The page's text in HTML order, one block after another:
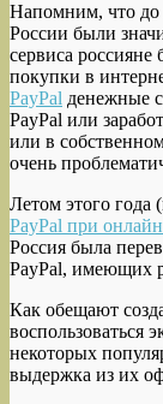
Напомним, что до
России были
сервиса россияне
покупки в
PayPal денежные
PayPal или
или в
очень
Летом этого года
PayPal при
Россия была
PayPal, имеющих
Как обещают
воспользоваться
некоторых
выдержка из их